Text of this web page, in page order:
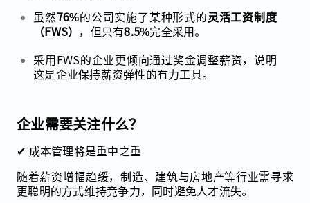
虽然76%的公司实施了某种形式的灵活工资制度
（FWS） ，但只有8.5%完全采用。
采用FWS的企业更倾向通过奖金调整薪资，说明
这是企业保持薪资弹性的有力工具。
企业需要关注什么？
✔ 成本管理将是重中之重
随着薪资增幅趋缓，制造、建筑与房地产等行业需寻求
更聪明的方式维持竞争力，同时避免人才流失。